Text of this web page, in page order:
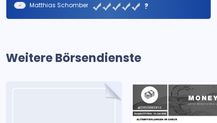
Matthias Schomber ?
Weitere Börsendienste